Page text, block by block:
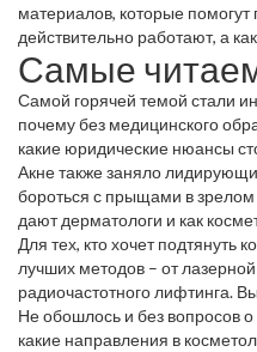
материалов, которые помогут
действительно работают, а
вопросы от инъекций губ без
морщины под глазами. Всё,
осознанный выбор в сфере
Самые
Самой горячей темой стали
почему без медицинского
какие юридические нюансы
специалиста – ищите диплом
красивые результаты в
Акне также заняло
бороться с прыщами в зрелом
дают дерматологи и как
самые практичные лайфхаки.
шаги: правильное очищение,
процедуры.
Для тех, кто хочет подтянуть
лучших методов – от
радиочастотного лифтинга.
требуется на заживление
реально работают без риска.
Не обошлось и без вопросов
какие направления в